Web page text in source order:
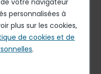
votre navigateur
personnalisées à
plus sur les cookies,
de cookies et de
.